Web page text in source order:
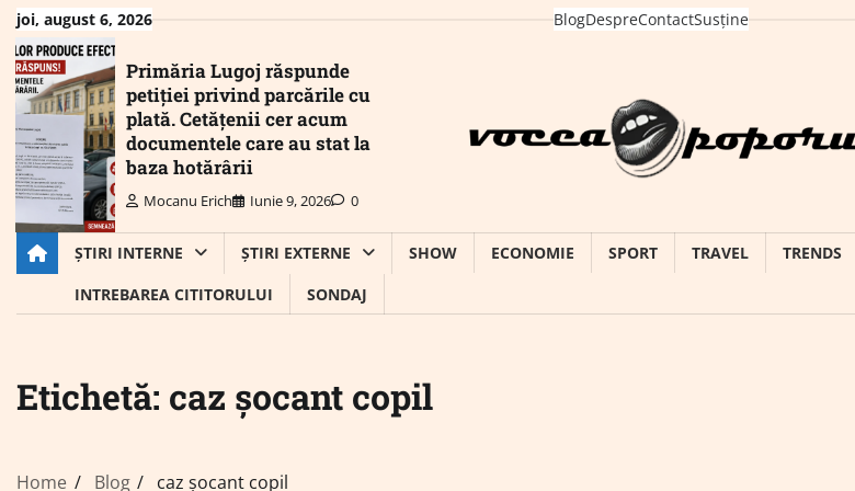
Skip
content
joi, august 6, 2026 BlogDespreContactSusține
Primăria Lugoj răspunde
petiției privind parcările cu
plată. Cetățenii cer acum
documentele care au stat la
baza hotărârii
Mocanu Erich Iunie 9, 2026 0
ȘTIRI INTERNE ȘTIRI EXTERNE SHOW ECONOMIE SPORT TRAVEL TRENDS
INTREBAREA CITITORULUI
SONDAJ
Etichetă: caz șocant copil
Home Blog caz șocant copil